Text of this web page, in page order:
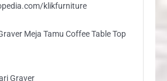
klikfurniture
Meja Tamu Coffee Table Top
Graver